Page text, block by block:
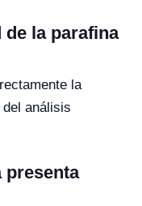
la parafina
la
análisis
presenta